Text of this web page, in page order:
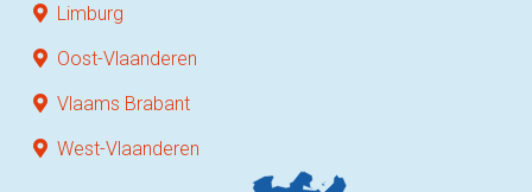
Limburg
Oost-Vlaanderen
Vlaams Brabant
West-Vlaanderen